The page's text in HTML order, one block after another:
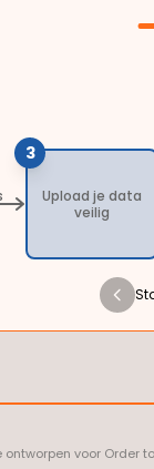
3
Upload je data
veilig
voor